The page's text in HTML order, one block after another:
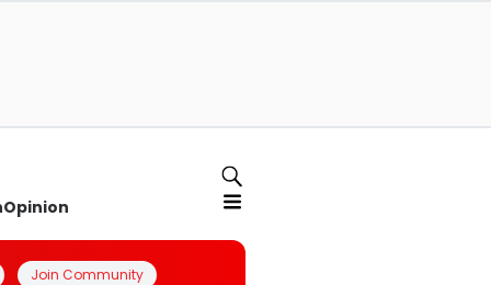
Opinion
Join Community